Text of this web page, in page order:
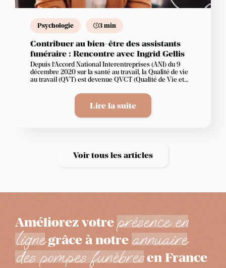
Psychologie 3 min
Contribuer au bien-être des assistants
funéraire : Rencontre avec Ingrid Gellis
Depuis l’Accord National Interentreprises (ANI) du 9
décembre 2020 sur la santé au travail, la Qualité de vie
au travail (QVT) est devenue QVCT (Qualité de Vie et
Lire la suite
Voir tous les articles
Améliorez votre présence en
lignegrâce à notre annuaire
des pompes funèbresen France